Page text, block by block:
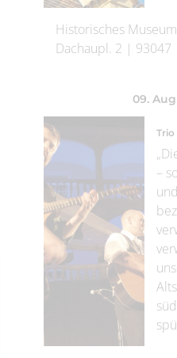
Historisches Museum
Dachaupl. 2 | 93047
09.
Trio
–